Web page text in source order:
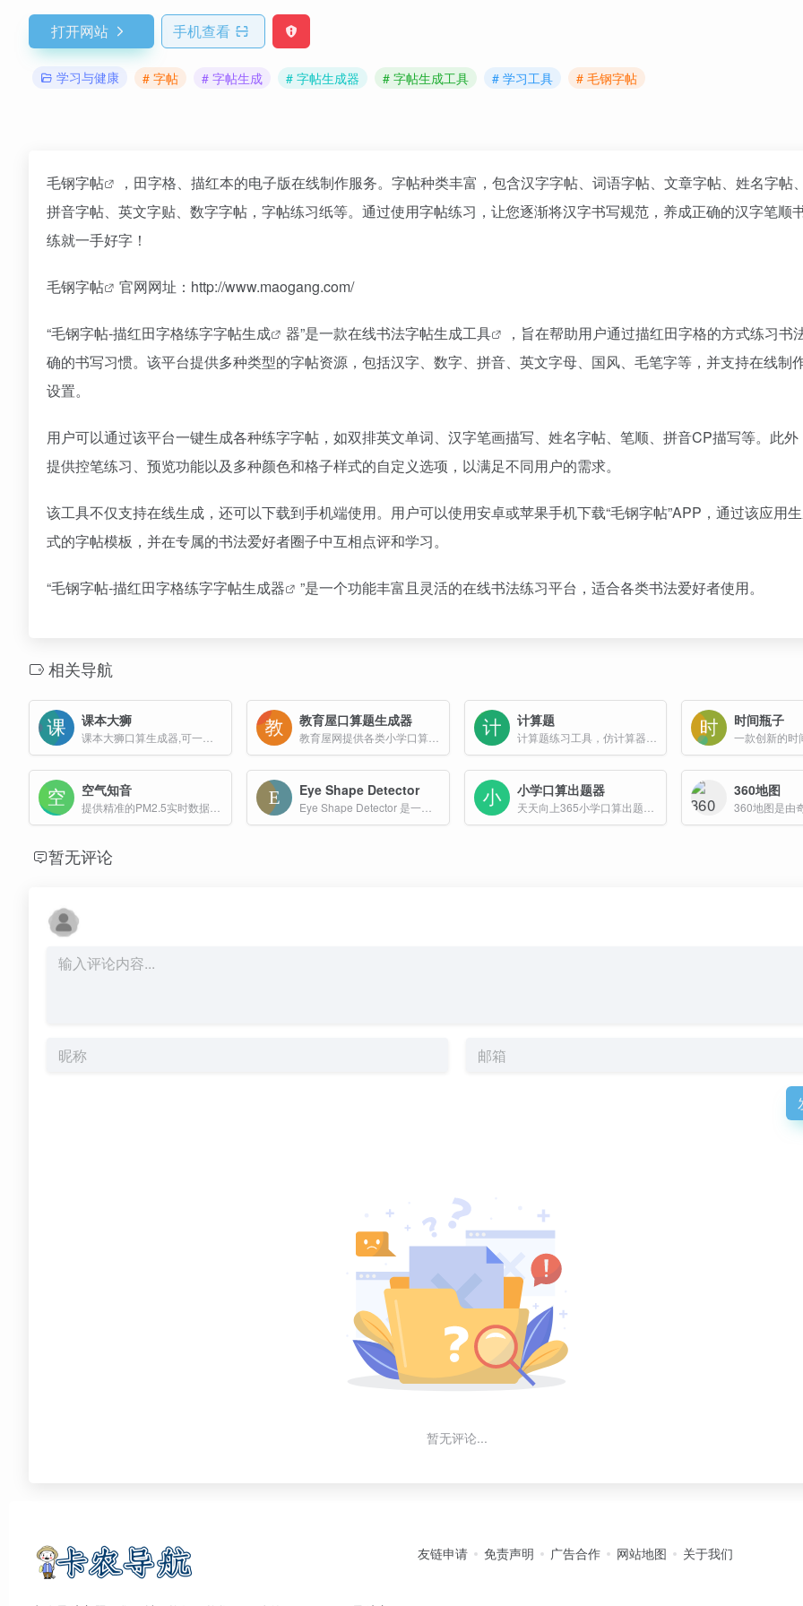
打开网站 手机查看
学习与健康 # 字帖 # 字帖生成 # 字帖生成器 # 字帖生成工具 # 学习工具 # 毛钢字帖
毛钢字帖
，田字格、描红本的电子版在线制作服务。字帖种类丰富，包含汉字字帖、词语字帖、文章字帖、姓名字帖
拼音字帖、英文字贴、数字字帖，字帖练习纸等。通过使用字帖练习，让您逐渐将汉字书写规范，养成正确的汉字笔顺
练就一手好字！
毛钢字帖 官网网址：http://www.maogang.com/
“毛钢字帖-描红田字格练字字帖生成 器”是一款在线书法字帖生成工具
，旨在帮助用户通过描红田字格的方式练习书
确的书写习惯。该平台提供多种类型的字帖资源，包括汉字、数字、拼音、英文字母、国风、毛笔字等，并支持在线制
设置。
用户可以通过该平台一键生成各种练字字帖，如双排英文单词、汉字笔画描写、姓名字帖、笔顺、拼音CP描写等。此
提供控笔练习、预览功能以及多种颜色和格子样式的自定义选项，以满足不同用户的需求。
该工具不仅支持在线生成，还可以下载到手机端使用。用户可以使用安卓或苹果手机下载“毛钢字帖”APP，通过该应用
式的字帖模板，并在专属的书法爱好者圈子中互相点评和学习。
“毛钢字帖-描红田字格练字字帖生成器 ”是一个功能丰富且灵活的在线书法练习平台，适合各类书法爱好者使用。
相关导航
课本大狮 教育屋口算题生成器 计算题 时间瓶子
空气知音 Eye Shape Detector
Eye Shape Detector 是一款基于 AI 的在线工具，用户只需上传清晰的自拍或正面人像，即可快速识别眼型并给出个性化的美妆与配镜建议。
小学口算出题器 360地图
暂无评论
暂无评论...
友链申请 免责声明 广告合作 网站地图 关于我们